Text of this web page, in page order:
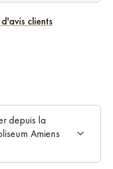
clients
depuis la
Amiens